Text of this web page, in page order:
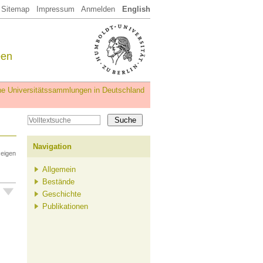
Sitemap Impressum Anmelden English
Universitätssammlungen in Deutschland
Navigation
Allgemein
Bestände
Geschichte
Publikationen